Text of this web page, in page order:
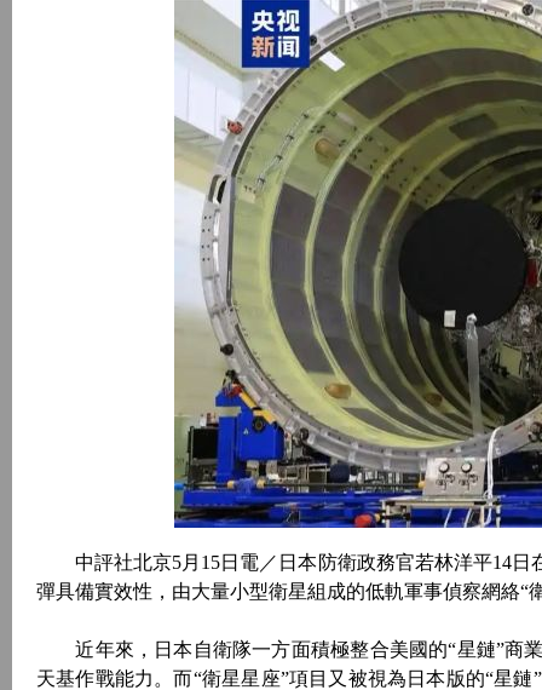
中評社北京5月15日電／日本防衛政務官若林洋平14日
彈具備實效性，由大量小型衛星組成的低軌軍事偵察網絡“
近年來，日本自衛隊一方面積極整合美國的“星鏈”商
天基作戰能力。而“衛星星座”項目又被視為日本版的“星